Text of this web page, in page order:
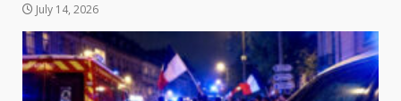
July 14, 2026